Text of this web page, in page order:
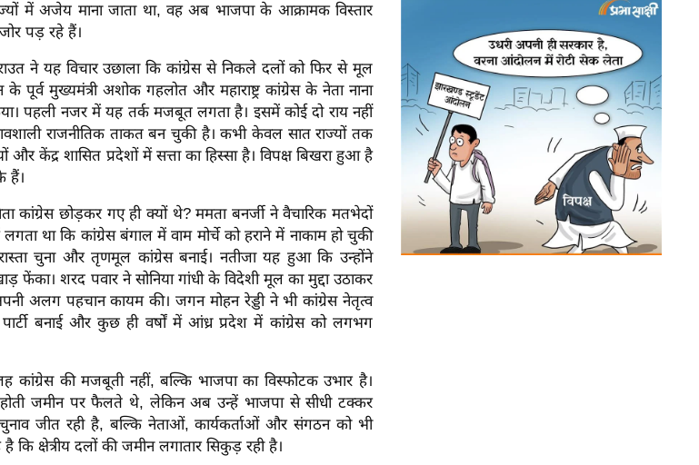
में अजेय माना जाता था, वह अब भाजपा के आक्रामक विस्तार
पड़ रहे हैं।
ने यह विचार उछाला कि कांग्रेस से निकले दलों को फिर से मूल
के पूर्व मुख्यमंत्री अशोक गहलोत और महाराष्ट्र कांग्रेस के नेता नाना
पहली नजर में यह तर्क मजबूत लगता है। इसमें कोई दो राय नहीं
राजनीतिक ताकत बन चुकी है। कभी केवल सात राज्यों तक
और केंद्र शासित प्रदेशों में सत्ता का हिस्सा है। विपक्ष बिखरा हुआ है
हैं।
छोड़कर गए ही क्यों थे? ममता बनर्जी ने वैचारिक मतभेदों
था कि कांग्रेस बंगाल में वाम मोर्चे को हराने में नाकाम हो चुकी
चुना और तृणमूल कांग्रेस बनाई। नतीजा यह हुआ कि उन्होंने
फेंका। शरद पवार ने सोनिया गांधी के विदेशी मूल का मुद्दा उठाकर
अलग पहचान कायम की। जगन मोहन रेड्डी ने भी कांग्रेस नेतृत्व
बनाई और कुछ ही वर्षों में आंध्र प्रदेश में कांग्रेस को लगभग
की मजबूती नहीं, बल्कि भाजपा का विस्फोटक उभार है।
होती जमीन पर फैलते थे, लेकिन अब उन्हें भाजपा से सीधी टक्कर
जीत रही है, बल्कि नेताओं, कार्यकर्ताओं और संगठन को भी
क्षेत्रीय दलों की जमीन लगातार सिकुड़ रही है।